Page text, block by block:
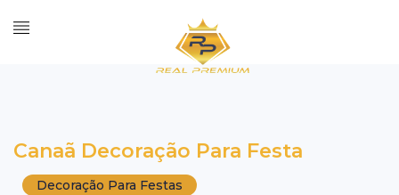
Canaã Decoração Para Festa
Decoração Para Festas